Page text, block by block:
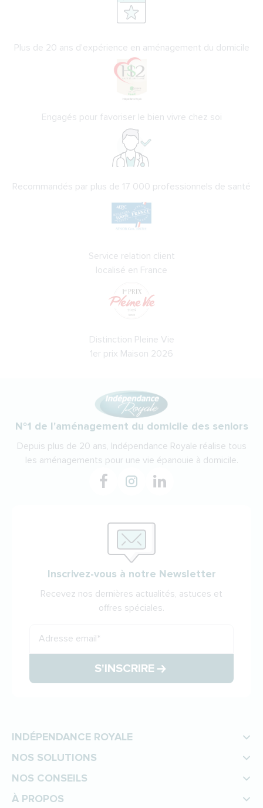
Plus de 20 ans d'expérience en aménagement du domicile
Engagés pour favoriser le bien vivre chez soi
Recommandés par plus de 17 000 professionnels de santé
Service relation client
localisé en France
Distinction Pleine Vie
1er prix Maison 2026
N°1 de l'aménagement du domicile des seniors
Depuis plus de 20 ans, Indépendance Royale réalise tous
les aménagements pour une vie épanouie à domicile.
Inscrivez-vous à notre Newsletter
Recevez nos dernières actualités, astuces et
offres spéciales.
Adresse email*
S'INSCRIRE
INDÉPENDANCE ROYALE
NOS SOLUTIONS
NOS CONSEILS
À PROPOS